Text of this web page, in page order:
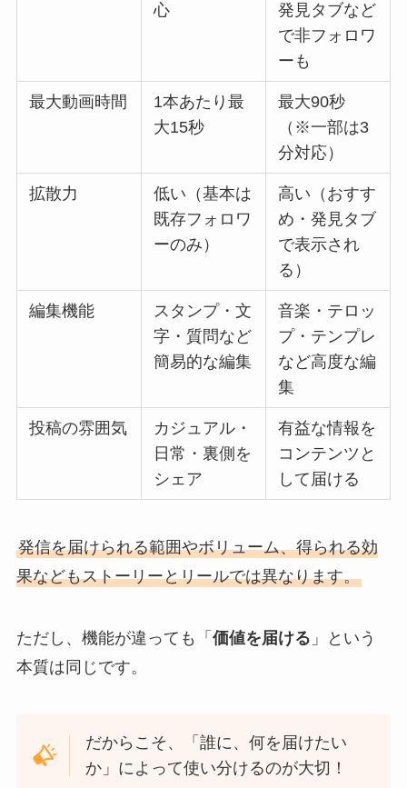
心
発見タブなど
で非フォロワ
ーも
最大動画時間
1本あたり最
大15秒
最大90秒
（※一部は3
分対応）
拡散力
低い（基本は
既存フォロワ
ーのみ）
高い（おすす
め・発見タブ
で表示され
る）
編集機能
スタンプ・文
字・質問など
簡易的な編集
音楽・テロッ
プ・テンプレ
など高度な編
集
投稿の雰囲気
カジュアル・
日常・裏側を
シェア
有益な情報を
コンテンツと
して届ける
発信を届けられる範囲やボリューム、得られる効
果などもストーリーとリールでは異なります。
ただし、機能が違っても「 価値を届ける 」という
本質は同じです。
だからこそ、「誰に、何を届けたい
か」によって使い分けるのが大切！